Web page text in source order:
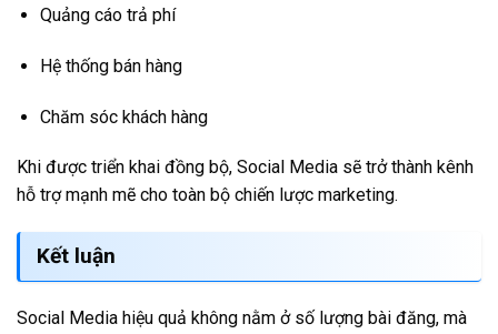
Quảng cáo trả phí
Hệ thống bán hàng
Chăm sóc khách hàng
Khi được triển khai đồng bộ, Social Media sẽ trở thành kênh
hỗ trợ mạnh mẽ cho toàn bộ chiến lược marketing.
Kết luận
Social Media hiệu quả không nằm ở số lượng bài đăng, mà